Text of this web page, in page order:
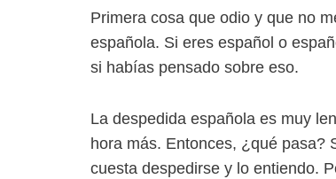
Primera cosa que odio y que no
española. Si eres español o
si habías pensado sobre eso.
La despedida española es muy
hora más. Entonces, ¿qué pasa?
cuesta despedirse y lo entiendo.